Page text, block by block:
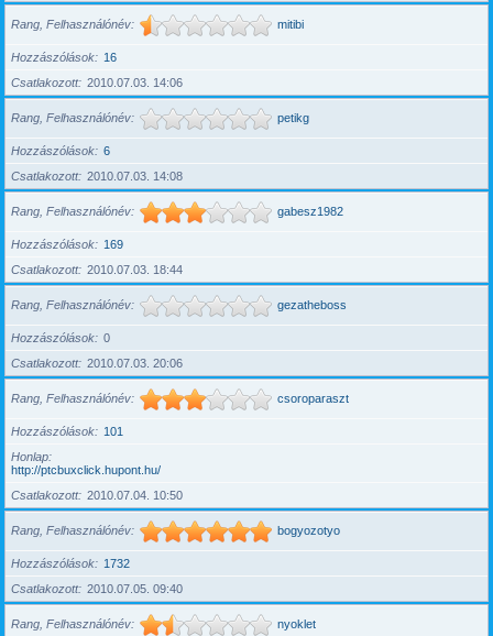
Rang, Felhasználónév mitibi
Hozzászólások
16
Csatlakozott
2010.07.03. 14:06
Rang, Felhasználónév petikg
Hozzászólások
6
Csatlakozott
2010.07.03. 14:08
Rang, Felhasználónév gabesz1982
Hozzászólások
169
Csatlakozott
2010.07.03. 18:44
Rang, Felhasználónév gezatheboss
Hozzászólások
0
Csatlakozott
2010.07.03. 20:06
Rang, Felhasználónév csoroparaszt
Hozzászólások
101
Honlap
http://ptcbuxclick.hupont.hu/
Csatlakozott
2010.07.04. 10:50
Rang, Felhasználónév bogyozotyo
Hozzászólások
1732
Csatlakozott
2010.07.05. 09:40
Rang, Felhasználónév nyoklet